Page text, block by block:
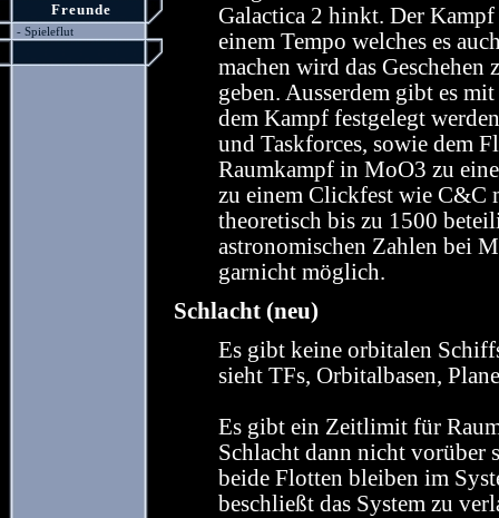
Freunde
- Spieleflut
Galactica 2 hinkt. Der
einem Tempo welches es
machen wird das Geschehen
geben. Ausserdem gibt es
dem Kampf festgelegt
und Taskforces, sowie dem
Raumkampf in MoO3 zu
zu einem Clickfest wie C&C
theoretisch bis zu 1500
astronomischen Zahlen bei
garnicht möglich.
Schlacht (neu)
Es gibt keine orbitalen
sieht TFs, Orbitalbasen,
Es gibt ein Zeitlimit für
Schlacht dann nicht vorüber
beide Flotten bleiben im
beschließt das System zu